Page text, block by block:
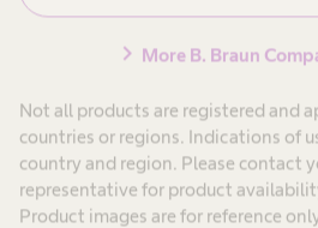
chevron_right More B. Braun
Not all products are registered and
countries or regions. Indications of
country and region. Please contact
representative for product
Product images are for reference